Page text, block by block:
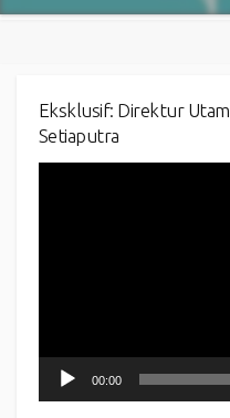
Eksklusif: Direktur
Setiaputra
00:00